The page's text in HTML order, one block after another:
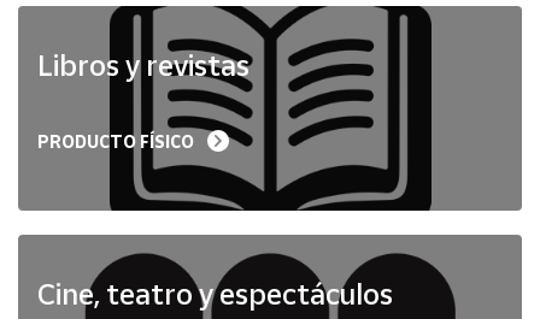
Melilla
Libros y revistas
PRODUCTO FÍSICO
Cine, teatro y espectáculos